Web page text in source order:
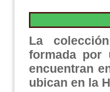
La
formada por
encuentran
ubican en la